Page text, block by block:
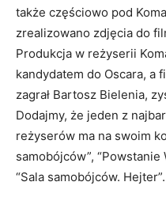
także częściowo pod
zrealizowano zdjęcia do
Produkcja w reżyserii
kandydatem do Oscara, a
zagrał Bartosz Bielenia,
Dodajmy, że jeden z
reżyserów ma na swoim
samobójców”, “Powstanie
“Sala samobójców. Hejter”.